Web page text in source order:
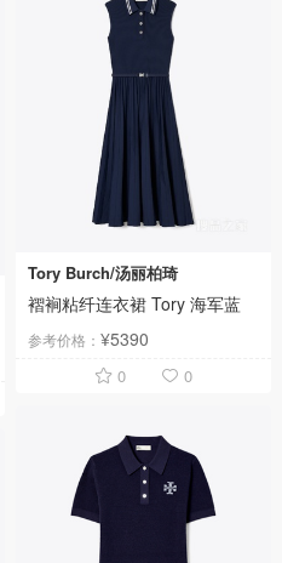
Tory Burch/汤丽柏琦
褶裥粘纤连衣裙 Tory 海军蓝
参考价格：¥5390
0 0